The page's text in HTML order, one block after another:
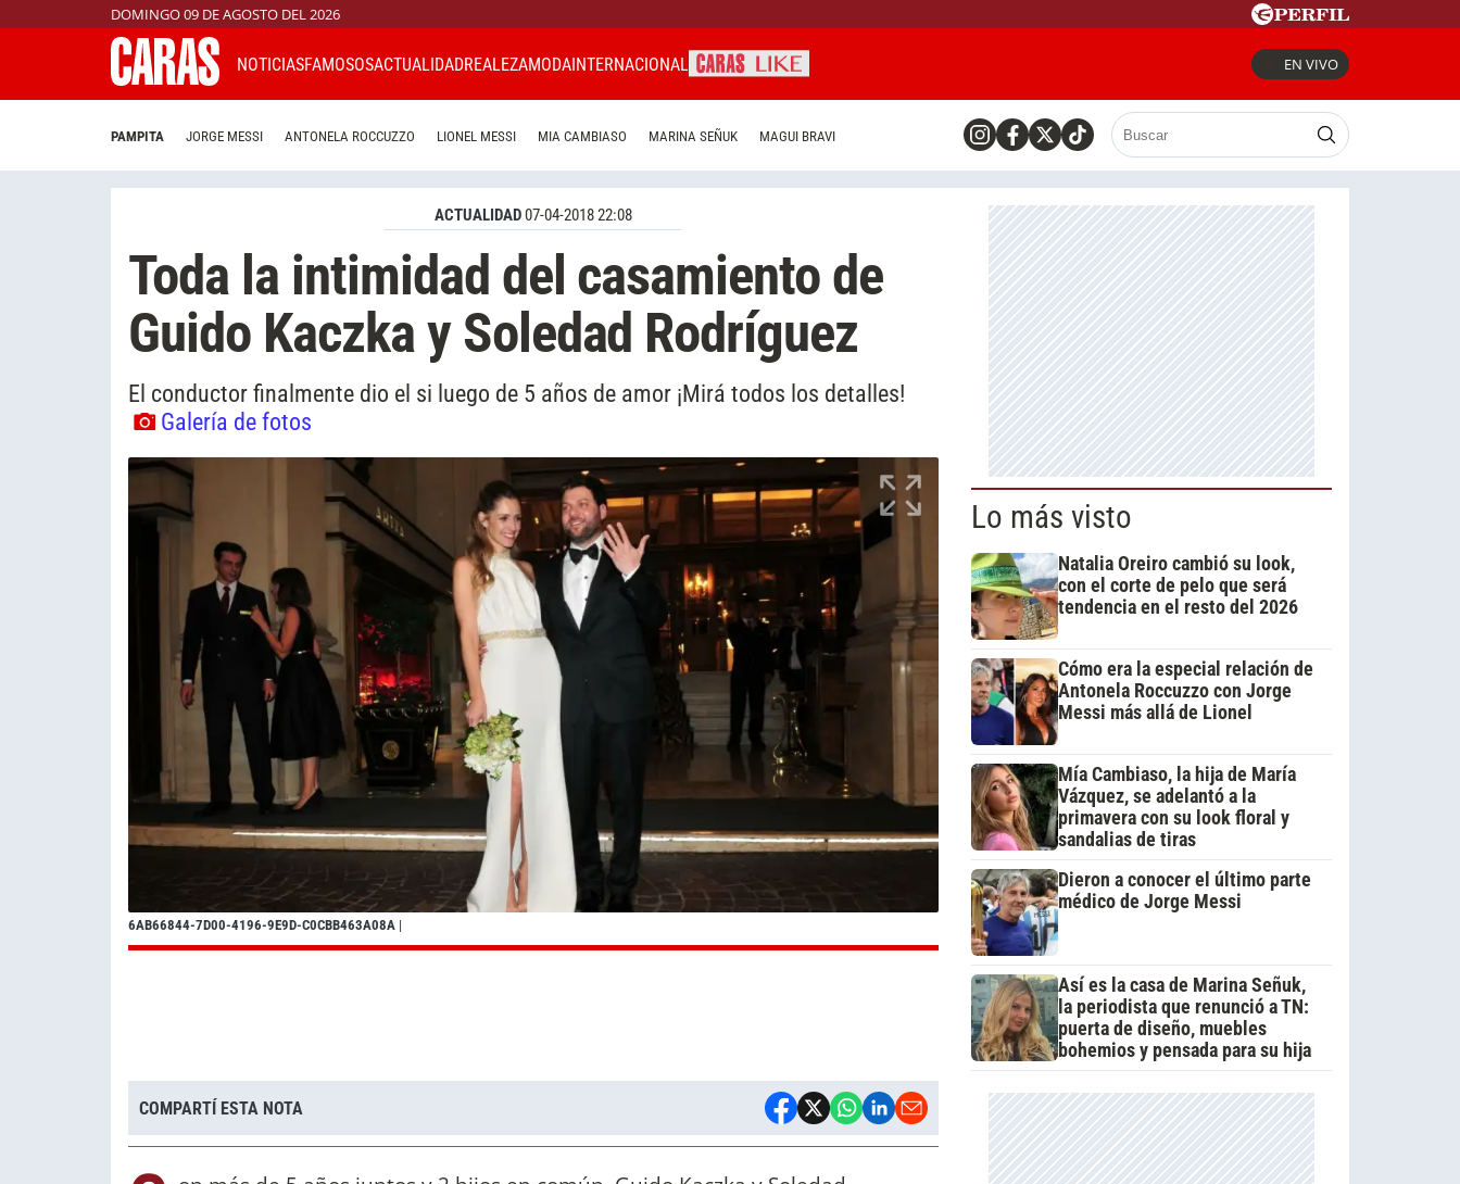
DOMINGO 09 DE AGOSTO DEL 2026
NOTICIASFAMOSOSACTUALIDADREALEZAMODAINTERNACIONAL EN VIVO
PAMPITA JORGE MESSI ANTONELA ROCCUZZO LIONEL MESSI MIA CAMBIASO MARINA SEÑUK MAGUI BRAVI
ACTUALIDAD07-04-2018 22:08
Toda la intimidad del casamiento de
Guido Kaczka y Soledad Rodríguez
El conductor finalmente dio el si luego de 5 años de amor ¡Mirá todos los detalles!
Galería de fotos
6AB66844-7D00-4196-9E9D-C0CBB463A08A |
COMPARTÍ ESTA NOTA
Lo más visto
Natalia Oreiro cambió su look,
con el corte de pelo que será
tendencia en el resto del 2026
Cómo era la especial relación de
Antonela Roccuzzo con Jorge
Messi más allá de Lionel
Mía Cambiaso, la hija de María
Vázquez, se adelantó a la
primavera con su look floral y
sandalias de tiras
Dieron a conocer el último parte
médico de Jorge Messi
Así es la casa de Marina Señuk,
la periodista que renunció a TN:
puerta de diseño, muebles
bohemios y pensada para su hija